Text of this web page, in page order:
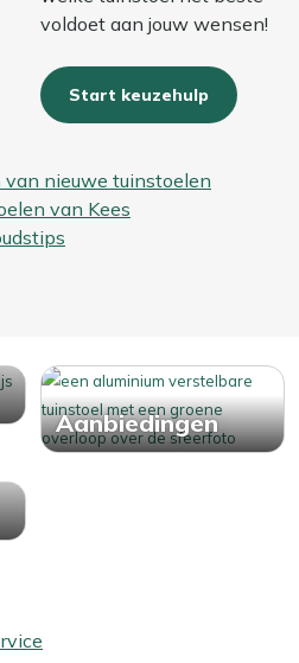
voldoet aan jouw wensen!
Start keuzehulp
nieuwe tuinstoelen
van Kees
Aanbiedingen